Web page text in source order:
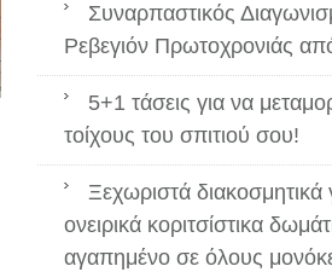
Συναρπαστικός
Ρεβεγιόν Πρωτοχρονιάς
5+1 τάσεις για να
τοίχους του σπιτιού σου!
Ξεχωριστά διακοσμητικά
ονειρικά κοριτσίστικα
αγαπημένο σε όλους